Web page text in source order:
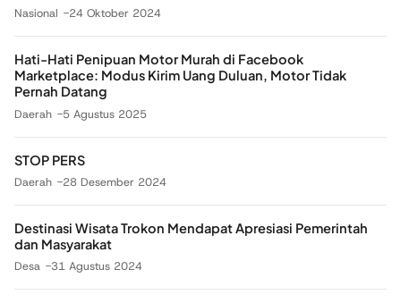
Nasional 24 Oktober 2024
Hati-Hati Penipuan Motor Murah di Facebook
Marketplace: Modus Kirim Uang Duluan, Motor Tidak
Pernah Datang
Daerah 5 Agustus 2025
STOP PERS
Daerah 28 Desember 2024
Destinasi Wisata Trokon Mendapat Apresiasi Pemerintah
dan Masyarakat
Desa 31 Agustus 2024